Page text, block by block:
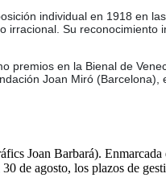
individual en 1918 en
Su
premios en la Bienal de
Joan Miró
Joan Barbará).
de agosto, los plazos de